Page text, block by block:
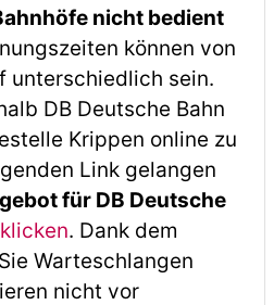
nicht bedient
können von
unterschiedlich sein.
DB Deutsche Bahn
Krippen online zu
Link gelangen
für DB Deutsche
. Dank dem
Warteschlangen
nicht vor